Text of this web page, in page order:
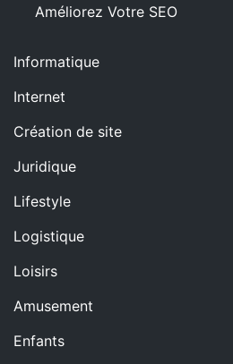
Améliorez Votre SEO
Informatique
Internet
Création de site
Juridique
Lifestyle
Logistique
Loisirs
Amusement
Enfants